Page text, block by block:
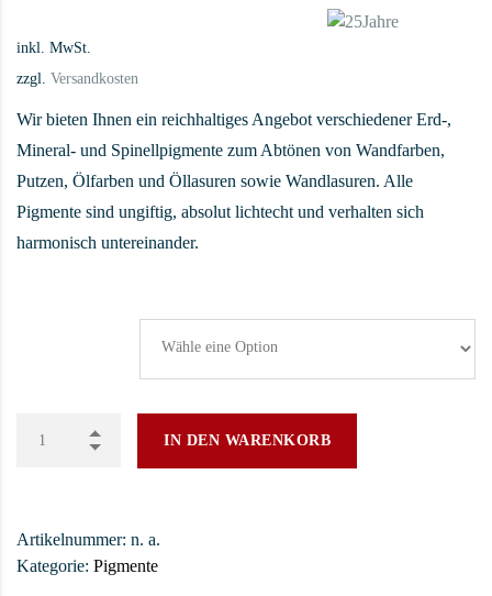
inkl. MwSt.
zzgl. Versandkosten
Wir bieten Ihnen ein reichhaltiges Angebot verschiedener Erd-,
Mineral- und Spinellpigmente zum Abtönen von Wandfarben,
Putzen, Ölfarben und Öllasuren sowie Wandlasuren. Alle
Pigmente sind ungiftig, absolut lichtecht und verhalten sich
harmonisch untereinander.
IN DEN WARENKORB
Artikelnummer: n. a.
Kategorie: Pigmente